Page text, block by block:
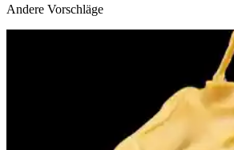
Andere Vorschläge